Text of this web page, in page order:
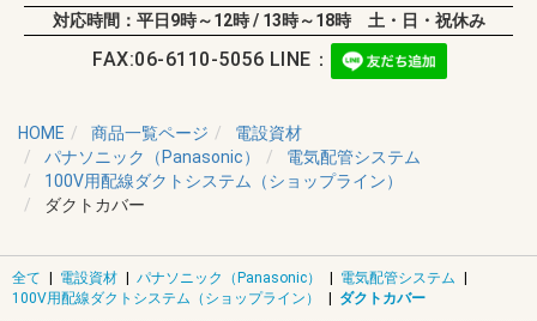
対応時間：平日9時～12時 / 13時～18時 土・日・祝休み
FAX:06-6110-5056 LINE：
HOME 商品一覧ページ
電設資材
パナソニック（Panasonic）
電気配管システム
100V用配線ダクトシステム（ショップライン）
ダクトカバー
全て | 電設資材 | パナソニック（Panasonic） | 電気配管システム |
100V用配線ダクトシステム（ショップライン）
| ダクトカバー